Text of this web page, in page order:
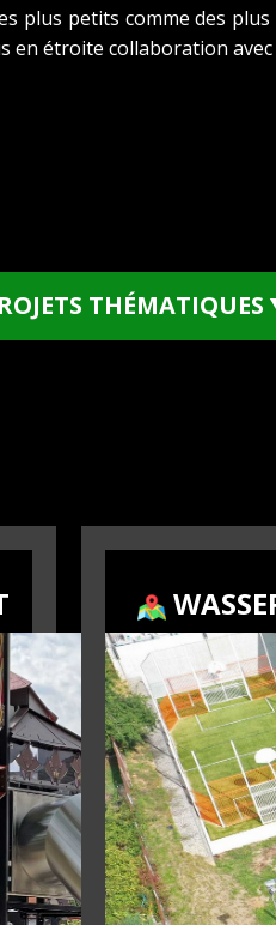
plus petits comme des
en étroite collaboration
THÉMATIQUES